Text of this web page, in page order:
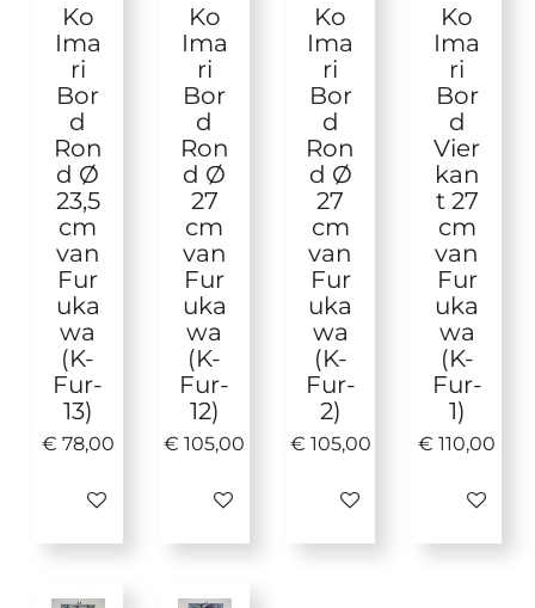
Ko
Ima
ri
Bor
d
Ron
d Ø
23,5
cm
van
Fur
uka
wa
(K-
Fur-
13)
€ 78,00
In winkelwagen
Ko
Ima
ri
Bor
d
Ron
d Ø
27
cm
van
Fur
uka
wa
(K-
Fur-
12)
€ 105,00
In winkelwagen
Ko
Ima
ri
Bor
d
Ron
d Ø
27
cm
van
Fur
uka
wa
(K-
Fur-
2)
€ 105,00
In winkelwagen
Ko
Ima
ri
Bor
d
Vier
kan
t 27
cm
van
Fur
uka
wa
(K-
Fur-
1)
€ 110,00
In